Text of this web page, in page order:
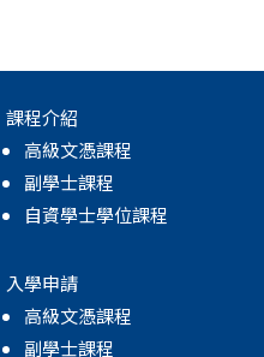
課程介紹
高級文憑課程
副學士課程
自資學士學位課程
入學申請
高級文憑課程
副學士課程